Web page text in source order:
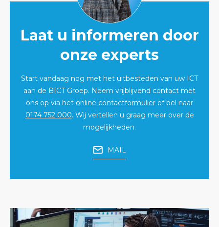
Laat u informeren door
onze experts
Start vandaag nog met het uitbesteden van uw ICT
aan de BICT Groep. Neem vrijblijvend contact met
ons op via het online contactformulier of bel naar
0174 752 000. Wij vertellen u graag meer over de
mogelijkheden.
MAIL